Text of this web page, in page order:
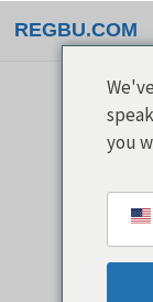
na
REGBU.COM
you